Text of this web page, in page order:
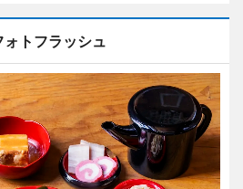
ォトフラッシュ